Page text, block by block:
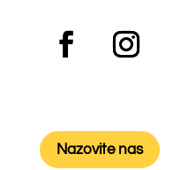
Nazovite nas